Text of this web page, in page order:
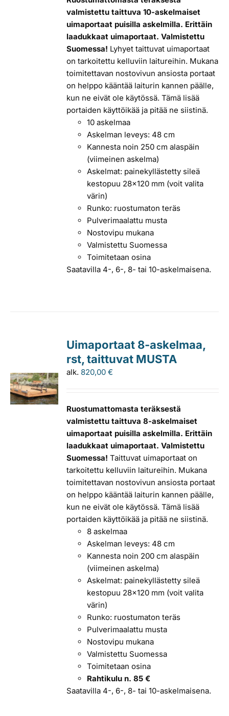
valmistettu taittuva 10-askelmaiset
uimaportaat puisilla askelmilla. Erittäin
laadukkaat uimaportaat. Valmistettu
Suomessa! Lyhyet taittuvat uimaportaat
on tarkoitettu kelluviin laitureihin. Mukana
toimitettavan nostovivun ansiosta portaat
on helppo kääntää laiturin kannen päälle,
kun ne eivät ole käytössä. Tämä lisää
portaiden käyttöikää ja pitää ne siistinä.
10 askelmaa
Askelman leveys: 48 cm
Kannesta noin 250 cm alaspäin
(viimeinen askelma)
Askelmat: painekyllästetty sileä
kestopuu 28x120 mm (voit valita
värin)
Runko: ruostumaton teräs
Pulverimaalattu musta
Nostovipu mukana
Valmistettu Suomessa
Toimitetaan osina
Saatavilla 4-, 6-, 8- tai 10-askelmaisena.
Uimaportaat 8-askelmaa,
rst, taittuvat MUSTA
alk. 820,00€
Ruostumattomasta teräksestä
valmistettu taittuva 8-askelmaiset
uimaportaat puisilla askelmilla. Erittäin
laadukkaat uimaportaat. Valmistettu
Suomessa! Taittuvat uimaportaat on
tarkoitettu kelluviin laitureihin. Mukana
toimitettavan nostovivun ansiosta portaat
on helppo kääntää laiturin kannen päälle,
kun ne eivät ole käytössä. Tämä lisää
portaiden käyttöikää ja pitää ne siistinä.
8 askelmaa
Askelman leveys: 48 cm
Kannesta noin 200 cm alaspäin
(viimeinen askelma)
Askelmat: painekyllästetty sileä
kestopuu 28x120 mm (voit valita
värin)
Runko: ruostumaton teräs
Pulverimaalattu musta
Nostovipu mukana
Valmistettu Suomessa
Toimitetaan osina
Rahtikulu n. 85 €
Saatavilla 4-, 6-, 8- tai 10-askelmaisena.